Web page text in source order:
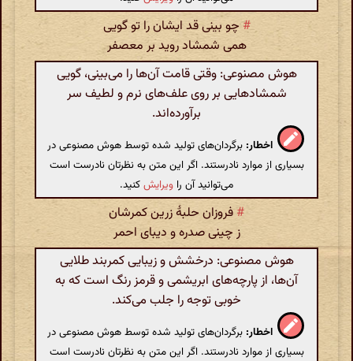
#چو بینی قد ایشان را تو گویی
همی شمشاد روید بر معصفر
هوش مصنوعی: وقتی قامت آن‌ها را می‌بینی، گویی
شمشادهایی بر روی علف‌های نرم و لطیف سر
برآورده‌اند.
اخطار: برگردان‌های تولید شده توسط هوش مصنوعی در
بسیاری از موارد نادرستند. اگر این متن به نظرتان نادرست است
می‌توانید آن را ویرایشکنید.
# فروزان حلبۀ زرین کمرشان
ز چینی صدره و دیبای احمر
هوش مصنوعی: درخشش و زیبایی کمربند طلایی
آن‌ها، از پارچه‌های ابریشمی و قرمز رنگ است که به
خوبی توجه را جلب می‌کند.
اخطار: برگردان‌های تولید شده توسط هوش مصنوعی در
بسیاری از موارد نادرستند. اگر این متن به نظرتان نادرست است